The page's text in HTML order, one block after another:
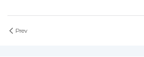
Prev